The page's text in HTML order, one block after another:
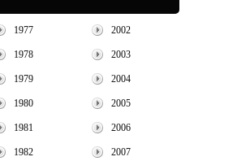
1977
1978
1979
1980
1981
1982
2002
2003
2004
2005
2006
2007